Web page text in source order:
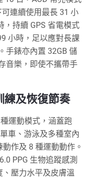
連續使用最長 31 小
，持續 GPS 省電模式
小時，足以應對長課
手錶亦內置 32GB 儲
音樂，即使不攜帶手
練及恢復節奏
運動模式，涵蓋跑
車、游泳及多種室內
作及 8 種運動動作。
PPG 生物追蹤感測
壓力水平及皮膚溫